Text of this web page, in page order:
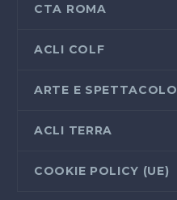
CTA ROMA
ACLI COLF
ARTE E SPETTACOLO
ACLI TERRA
COOKIE POLICY (UE)